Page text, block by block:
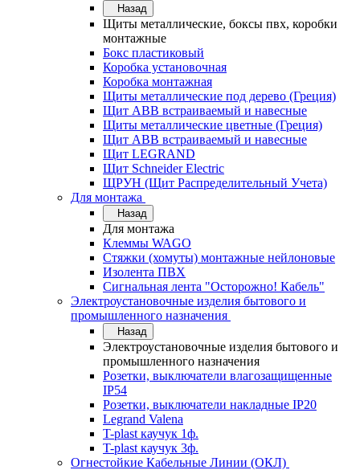
Назад
Щиты металлические, боксы пвх, коробки
монтажные
Бокс пластиковый
Коробка установочная
Коробка монтажная
Щиты металлические под дерево (Греция)
Щит ABB встраиваемый и навесные
Щиты металлические цветные (Греция)
Щит ABB встраиваемый и навесные
Щит LEGRAND
Щит Schneider Electric
ЩРУН (Щит Распределительный Учета)
Для монтажа
Назад
Для монтажа
Клеммы WAGO
Стяжки (хомуты) монтажные нейлоновые
Изолента ПВХ
Сигнальная лента "Осторожно! Кабель"
Электроустановочные изделия бытового и
промышленного назначения
Назад
Электроустановочные изделия бытового и
промышленного назначения
Розетки, выключатели влагозащищенные
IP54
Розетки, выключатели накладные IP20
Legrand Valena
T-plast каучук 1ф.
T-plast каучук 3ф.
Огнестойкие Кабельные Линии (ОКЛ)